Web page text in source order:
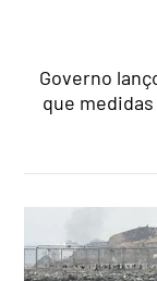
Governo
que